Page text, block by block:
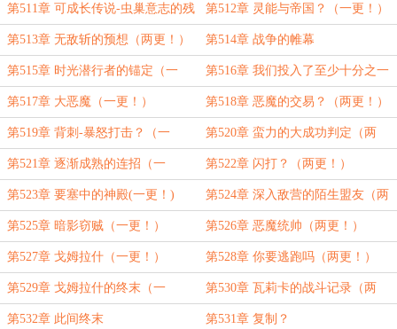
第511章 可成长传说-虫巢意志的残
响（两更！）
第512章 灵能与帝国？（一更！）
第513章 无敌斩的预想（两更！） 第514章 战争的帷幕
第515章 时光潜行者的锚定（一
更！）
第516章 我们投入了至少十分之一
的战斗力量（两更！）
第517章 大恶魔（一更！） 第518章 恶魔的交易？（两更！）
第519章 背刺-暴怒打击？（一
更！）
第520章 蛮力的大成功判定（两
更！）
第521章 逐渐成熟的连招（一
更！）
第522章 闪打？（两更！）
第523章 要塞中的神殿(一更！) 第524章 深入敌营的陌生盟友（两
更！）
第525章 暗影窃贼（一更！） 第526章 恶魔统帅（两更！）
第527章 戈姆拉什（一更！） 第528章 你要逃跑吗（两更！）
第529章 戈姆拉什的终末（一
更！）
第530章 瓦莉卡的战斗记录（两
更！）
第532章 此间终末 第531章 复制？